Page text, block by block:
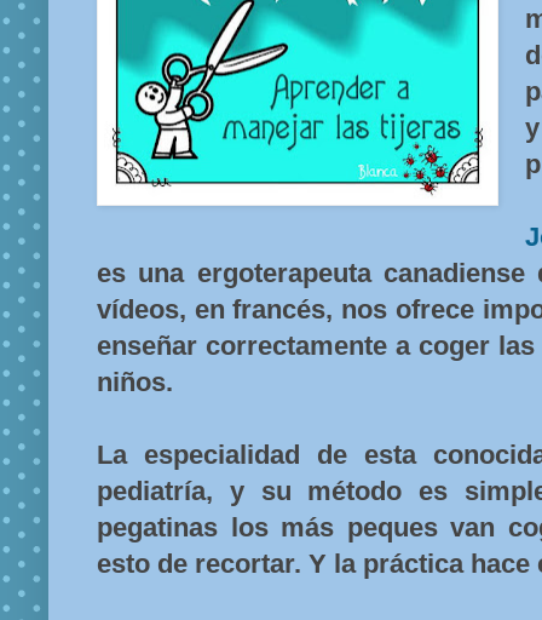
es una ergoterapeuta
vídeos, en francés, nos ofrece
enseñar correctamente a coger
niños.
La especialidad de esta
pediatría, y su método es
pegatinas los más peques van
esto de recortar. Y la práctica hace